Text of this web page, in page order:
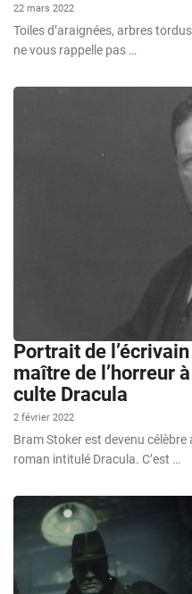
22 mars 2022
Toiles d’araignées, arbres
ne vous rappelle pas …
Portrait de
maître de l’horreur
culte Dracula
2 février 2022
Bram Stoker est devenu
roman intitulé Dracula. C’est …